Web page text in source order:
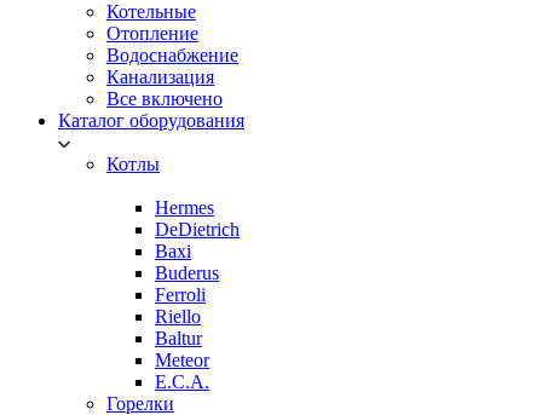
Котельные
Отопление
Водоснабжение
Канализация
Все включено
Каталог оборудования
Котлы
Hermes
DeDietrich
Baxi
Buderus
Ferroli
Riello
Baltur
Meteor
E.C.A.
Горелки